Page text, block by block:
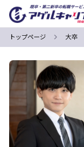
トップページ 大卒